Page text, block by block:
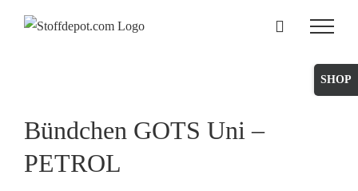
Bündchen GOTS Uni –
PETROL
Toggle
Sliding